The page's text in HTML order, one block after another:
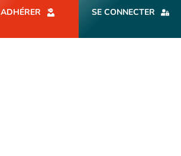
ADHÉRER SE CONNECTER